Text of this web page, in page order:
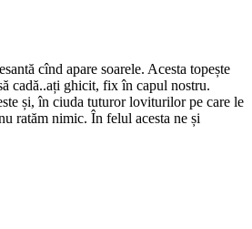
cînd apare soarele. Acesta topește
cadă..ați ghicit, fix în capul nostru.
și, în ciuda tuturor loviturilor pe care le
ratăm nimic. În felul acesta ne și